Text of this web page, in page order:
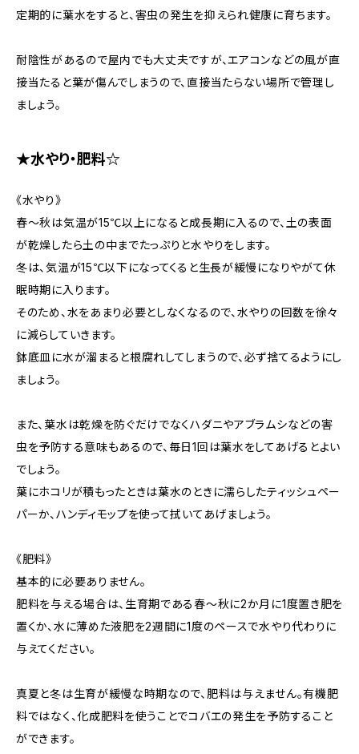
定期的に葉水をすると、害虫の発生を抑えられ健康に育ちます。
耐陰性があるので屋内でも大丈夫ですが、エアコンなどの風が直
接当たると葉が傷んでしまうので、直接当たらない場所で管理し
ましょう。
★水やり・肥料☆
《水やり》
春～秋は気温が15℃以上になると成長期に入るので、土の表面
が乾燥したら土の中までたっぷりと水やりをします。
冬は、気温が15℃以下になってくると生長が緩慢になりやがて休
眠時期に入ります。
そのため、水をあまり必要としなくなるので、水やりの回数を徐々
に減らしていきます。
鉢底皿に水が溜まると根腐れしてしまうので、必ず捨てるようにし
ましょう。
また、葉水は乾燥を防ぐだけでなくハダニやアブラムシなどの害
虫を予防する意味もあるので、毎日1回は葉水をしてあげるとよい
でしょう。
葉にホコリが積もったときは葉水のときに濡らしたティッシュペー
パーか、ハンディモップを使って拭いてあげましょう。
《肥料》
基本的に必要ありません。
肥料を与える場合は、生育期である春～秋に2か月に1度置き肥を
置くか、水に薄めた液肥を2週間に1度のペースで水やり代わりに
与えてください。
真夏と冬は生育が緩慢な時期なので、肥料は与えません。有機肥
料ではなく、化成肥料を使うことでコバエの発生を予防すること
ができます。